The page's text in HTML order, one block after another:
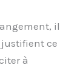
il
justifient ce
à